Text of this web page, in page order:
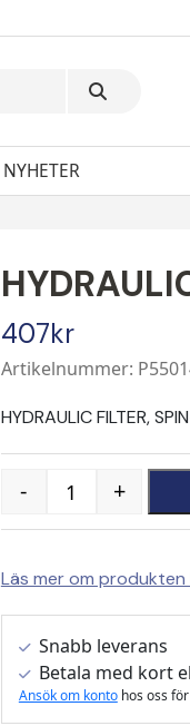
NYHETER
407kr
Artikelnummer:
HYDRAULIC FILTER,
Quantity
- +
Läs mer om produkten
Snabb leverans
Betala med kort
Ansök om kontohos oss